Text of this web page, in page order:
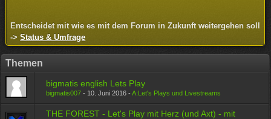
Entscheidet mit wie es mit dem Forum in Zukunft weitergehen soll
->Status & Umfrage
Themen
bigmatis english Lets Play
bigmatis007 - 10. Juni 2016 -A:Let's Plays und Livestreams
THE FOREST - Let's Play mit Herz (und Axt) - mit